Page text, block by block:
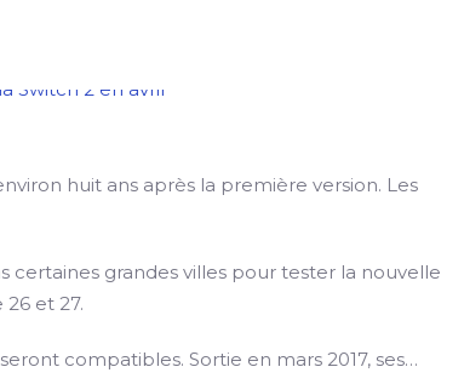
huit ans après la première version. Les
certaines grandes villes pour tester la nouvelle
et 27.
compatibles. Sortie en mars 2017, ses…